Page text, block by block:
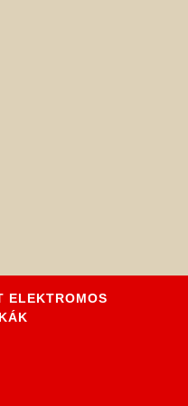
ELEKTROMOS